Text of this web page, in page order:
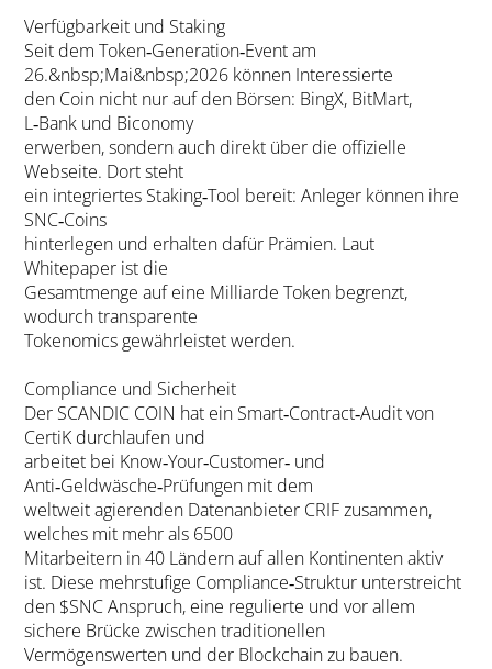
Verfügbarkeit und Staking
Seit dem Token‑Generation‑Event am
26.&nbsp;Mai&nbsp;2026 können Interessierte
den Coin nicht nur auf den Börsen: BingX, BitMart,
L‑Bank und Biconomy
erwerben, sondern auch direkt über die offizielle
Webseite. Dort steht
ein integriertes Staking‑Tool bereit: Anleger können ihre
SNC‑Coins
hinterlegen und erhalten dafür Prämien. Laut
Whitepaper ist die
Gesamtmenge auf eine Milliarde Token begrenzt,
wodurch transparente
Tokenomics gewährleistet werden.
Compliance und Sicherheit
Der SCANDIC COIN hat ein Smart‑Contract‑Audit von
CertiK durchlaufen und
arbeitet bei Know‑Your‑Customer‑ und
Anti‑Geldwäsche‑Prüfungen mit dem
weltweit agierenden Datenanbieter CRIF zusammen,
welches mit mehr als 6500
Mitarbeitern in 40 Ländern auf allen Kontinenten aktiv
ist. Diese mehrstufige Compliance‑Struktur unterstreicht
den $SNC Anspruch, eine regulierte und vor allem
sichere Brücke zwischen traditionellen
Vermögenswerten und der Blockchain zu bauen.